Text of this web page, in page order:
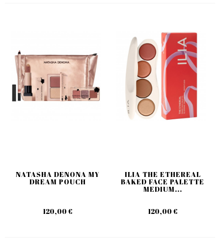
NATASHA DENONA MY
DREAM POUCH
120,00 €
ILIA THE ETHEREAL
BAKED FACE PALETTE
MEDIUM...
120,00 €